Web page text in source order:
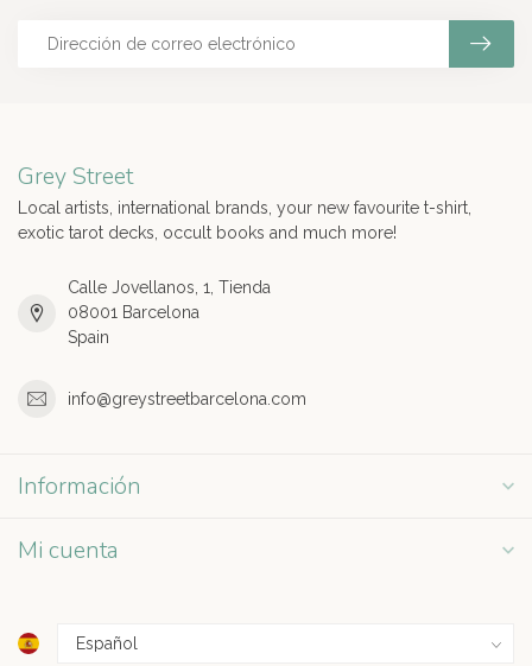
Grey Street
Local artists, international brands, your new favourite t-shirt,
exotic tarot decks, occult books and much more!
Calle Jovellanos, 1, Tienda
08001 Barcelona
Spain
info@greystreetbarcelona.com
Información
Mi cuenta